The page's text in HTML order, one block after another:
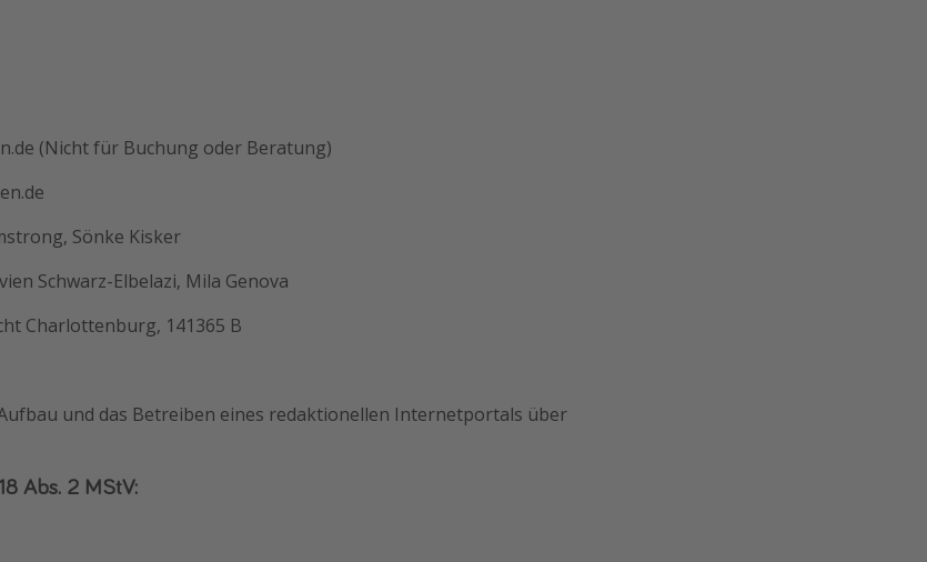
(Nicht für Buchung oder Beratung)
Sönke Kisker
Schwarz-Elbelazi, Mila Genova
Charlottenburg, 141365 B
und das Betreiben eines redaktionellen Internetportals über
Abs. 2 MStV: